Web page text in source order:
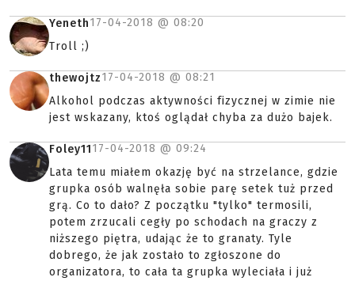
Yeneth17-04-2018 @ 08:20
Troll ;)
thewojtz17-04-2018 @ 08:21
Alkohol podczas aktywności fizycznej w zimie nie
jest wskazany, ktoś oglądał chyba za dużo bajek.
Foley1117-04-2018 @ 09:24
Lata temu miałem okazję być na strzelance, gdzie
grupka osób walnęła sobie parę setek tuż przed
grą. Co to dało? Z początku "tylko" termosili,
potem zrzucali cegły po schodach na graczy z
niższego piętra, udając że to granaty. Tyle
dobrego, że jak zostało to zgłoszone do
organizatora, to cała ta grupka wyleciała i już